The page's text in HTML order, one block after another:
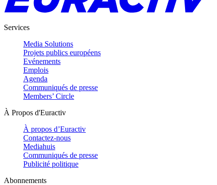
Services
Media Solutions
Projets publics européens
Evénements
Emplois
Agenda
Communiqués de presse
Members’ Circle
À Propos d'Euractiv
À propos d’Euractiv
Contactez-nous
Mediahuis
Communiqués de presse
Publicité politique
Abonnements